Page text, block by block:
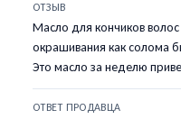
ОТЗЫВ
Масло для кончиков
окрашивания как солома
Это масло за неделю
жирнит, быстро
Беру вторую банку, буду
ОТВЕТ ПРОДАВЦА